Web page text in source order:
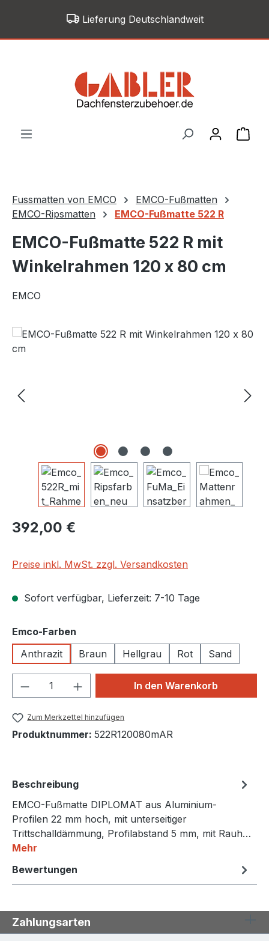
Zum Hauptinhalt springenLieferung Deutschlandweit
Fussmatten von EMCO
EMCO-Fußmatten
EMCO-Ripsmatten
EMCO-Fußmatte 522 R
EMCO-Fußmatte 522 R mit
Winkelrahmen 120 x 80 cm
EMCO
Bildergalerie überspringen
Regulärer Preis:
392,00 €
Preise inkl. MwSt. zzgl. Versandkosten
Sofort verfügbar, Lieferzeit: 7-10 Tage
Emco-Farben
Anthrazit
Braun Hellgrau Rot Sand
Produkt Anzahl: Gib denIn den Warenkorb
Zum Merkzettel hinzufügen
Produktnummer: 522R120080mAR
Beschreibung
EMCO-Fußmatte DIPLOMAT aus Aluminium-
Profilen 22 mm hoch, mit unterseitiger
Trittschalldämmung, Profilabstand 5 mm, mit Rauh…
Mehr
Bewertungen
Zahlungsarten